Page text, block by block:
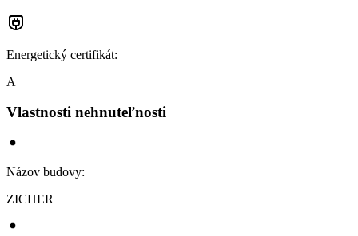
Energetický certifikát:
A
Vlastnosti nehnuteľnosti
Názov budovy:
ZICHER